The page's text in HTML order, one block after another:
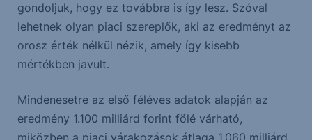
gondoljuk, hogy ez továbbra is így lesz. Szóval
lehetnek olyan piaci szereplők, aki az eredményt az
orosz érték nélkül nézik, amely így kisebb
mértékben javult.
Mindenesetre az első féléves adatok alapján az
eredmény 1.100 milliárd forint fölé várható,
miközben a piaci várakozások átlaga 1.060 milliárd